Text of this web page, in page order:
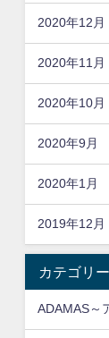
2020年12月
2020年11月
2020年10月
2020年9月
2020年1月
2019年12月
カテゴリー
ADAMAS～